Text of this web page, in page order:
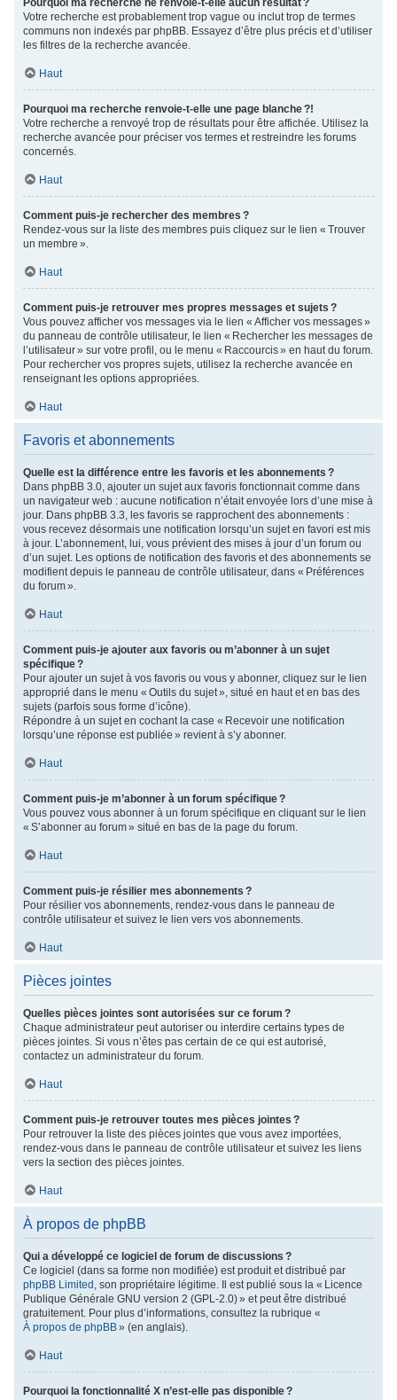
Pourquoi ma recherche ne renvoie-t-elle aucun résultat ?
Votre recherche est probablement trop vague ou inclut trop de termes
communs non indexés par phpBB. Essayez d’être plus précis et d’utiliser
les filtres de la recherche avancée.
Haut
Pourquoi ma recherche renvoie-t-elle une page blanche ?!
Votre recherche a renvoyé trop de résultats pour être affichée. Utilisez la
recherche avancée pour préciser vos termes et restreindre les forums
concernés.
Haut
Comment puis-je rechercher des membres ?
Rendez-vous sur la liste des membres puis cliquez sur le lien « Trouver
un membre ».
Haut
Comment puis-je retrouver mes propres messages et sujets ?
Vous pouvez afficher vos messages via le lien « Afficher vos messages »
du panneau de contrôle utilisateur, le lien « Rechercher les messages de
l’utilisateur » sur votre profil, ou le menu « Raccourcis » en haut du forum.
Pour rechercher vos propres sujets, utilisez la recherche avancée en
renseignant les options appropriées.
Haut
Favoris et abonnements
Quelle est la différence entre les favoris et les abonnements ?
Dans phpBB 3.0, ajouter un sujet aux favoris fonctionnait comme dans
un navigateur web : aucune notification n’était envoyée lors d’une mise à
jour. Dans phpBB 3.3, les favoris se rapprochent des abonnements :
vous recevez désormais une notification lorsqu’un sujet en favori est mis
à jour. L’abonnement, lui, vous prévient des mises à jour d’un forum ou
d’un sujet. Les options de notification des favoris et des abonnements se
modifient depuis le panneau de contrôle utilisateur, dans « Préférences
du forum ».
Haut
Comment puis-je ajouter aux favoris ou m’abonner à un sujet
spécifique ?
Pour ajouter un sujet à vos favoris ou vous y abonner, cliquez sur le lien
approprié dans le menu « Outils du sujet », situé en haut et en bas des
sujets (parfois sous forme d’icône).
Répondre à un sujet en cochant la case « Recevoir une notification
lorsqu’une réponse est publiée » revient à s’y abonner.
Haut
Comment puis-je m’abonner à un forum spécifique ?
Vous pouvez vous abonner à un forum spécifique en cliquant sur le lien
« S’abonner au forum » situé en bas de la page du forum.
Haut
Comment puis-je résilier mes abonnements ?
Pour résilier vos abonnements, rendez-vous dans le panneau de
contrôle utilisateur et suivez le lien vers vos abonnements.
Haut
Pièces jointes
Quelles pièces jointes sont autorisées sur ce forum ?
Chaque administrateur peut autoriser ou interdire certains types de
pièces jointes. Si vous n’êtes pas certain de ce qui est autorisé,
contactez un administrateur du forum.
Haut
Comment puis-je retrouver toutes mes pièces jointes ?
Pour retrouver la liste des pièces jointes que vous avez importées,
rendez-vous dans le panneau de contrôle utilisateur et suivez les liens
vers la section des pièces jointes.
Haut
À propos de phpBB
Qui a développé ce logiciel de forum de discussions ?
Ce logiciel (dans sa forme non modifiée) est produit et distribué par
phpBB Limited , son propriétaire légitime. Il est publié sous la « Licence
Publique Générale GNU version 2 (GPL-2.0) » et peut être distribué
gratuitement. Pour plus d’informations, consultez la rubrique «
À propos de phpBB» (en anglais).
Haut
Pourquoi la fonctionnalité X n’est-elle pas disponible ?